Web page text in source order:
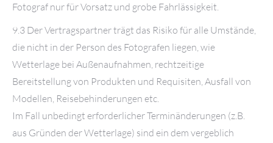
Fotograf nur für Vorsatz und grobe Fahrlässigkeit.
9.3 Der Vertragspartner trägt das Risiko für alle Umstände,
die nicht in der Person des Fotografen liegen, wie
Wetterlage bei Außenaufnahmen, rechtzeitige
Bereitstellung von Produkten und Requisiten, Ausfall von
Modellen, Reisebehinderungen etc.
Im Fall unbedingt erforderlicher Terminänderungen (z.B.
aus Gründen der Wetterlage) sind ein dem vergeblich